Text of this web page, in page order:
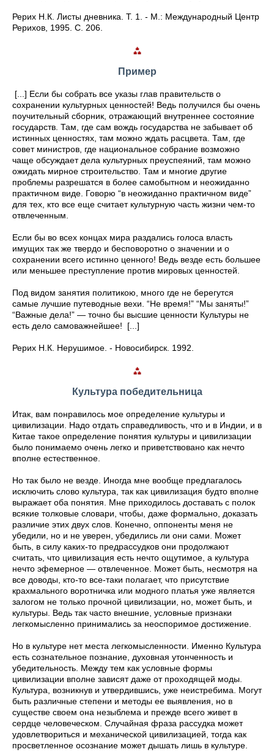
Рерих Н.К. Листы дневника. Т. 1. - М.: Международный Центр
Рерихов, 1995. С. 206.
Пример
[...] Если бы собрать все указы глав правительств о
сохранении культурных ценностей! Ведь получился бы очень
поучительный сборник, отражающий внутреннее состояние
государств. Там, где сам вождь государства не забывает об
истинных ценностях, там можно ждать расцвета. Там, где
совет министров, где национальное собрание возможно
чаще обсуждает дела культурных преуспеяний, там можно
ожидать мирное строительство. Там и многие другие
проблемы разрешатся в более самобытном и неожиданно
практичном виде. Говорю “в неожиданно практичном виде”
для тех, кто все еще считает культурную часть жизни чем-то
отвлеченным.
Если бы во всех концах мира раздались голоса власть
имущих так же твердо и бесповоротно о значении и о
сохранении всего истинно ценного! Ведь везде есть большее
или меньшее преступление против мировых ценностей.
Под видом занятия политикою, много где не берегутся
самые лучшие путеводные вехи. “Не время!” “Мы заняты!”
“Важные дела!” — точно бы высшие ценности Культуры не
есть дело самоважнейшее! [...]
Рерих Н.К. Нерушимое. - Новосибирск. 1992.
Культура победительница
Итак, вам понравилось мое определение культуры и
цивилизации. Надо отдать справедливость, что и в Индии, и в
Китае такое определение понятия культуры и цивилизации
было понимаемо очень легко и приветствовано как нечто
вполне естественное.
Но так было не везде. Иногда мне вообще предлагалось
исключить слово культура, так как цивилизация будто вполне
выражает оба понятия. Мне приходилось доставать с полок
всякие толковые словари, чтобы, даже формально, доказать
различие этих двух слов. Конечно, оппоненты меня не
убедили, но и не уверен, убедились ли они сами. Может
быть, в силу каких-то предрассудков они продолжают
считать, что цивилизация есть нечто ощутимое, а культура
нечто эфемерное — отвлеченное. Может быть, несмотря на
все доводы, кто-то все-таки полагает, что присутствие
крахмального воротничка или модного платья уже является
залогом не только прочной цивилизации, но, может быть, и
культуры. Ведь так часто внешние, условные признаки
легкомысленно принимались за неоспоримое достижение.
Но в культуре нет места легкомысленности. Именно Культура
есть сознательное познание, духовная утонченность и
убедительность. Между тем как условные формы
цивилизации вполне зависят даже от проходящей моды.
Культура, возникнув и утвердившись, уже неистребима. Могут
быть различные степени и методы ее выявления, но в
существе своем она незыблема и прежде всего живет в
сердце человеческом. Случайная фраза рассудка может
удовлетвориться и механической цивилизацией, тогда как
просветленное осознание может дышать лишь в культуре.